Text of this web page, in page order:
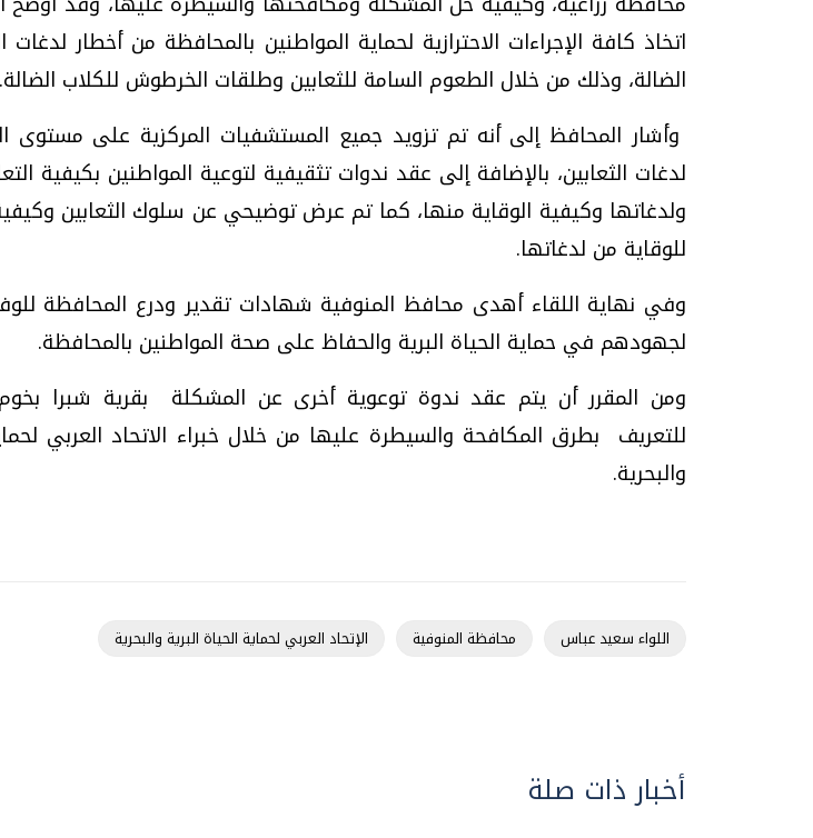
اتخاذ كافة الإجراءات الاحترازية لحماية المواطنين بالمحافظة من أخطار لدغات
الضالة، وذلك من خلال الطعوم السامة للثعابين وطلقات الخرطوش للكلاب الضالة.
وأشار المحافظ إلى أنه تم تزويد جميع المستشفيات المركزية على مستوى
لدغات الثعابين، بالإضافة إلى عقد ندوات تثقيفية لتوعية المواطنين بكيفية
ولدغاتها وكيفية الوقاية منها، كما تم عرض توضيحي عن سلوك الثعابين
للوقاية من لدغاتها.
وفي نهاية اللقاء أهدى محافظ المنوفية شهادات تقدير ودرع المحافظة
لجهودهم في حماية الحياة البرية والحفاظ على صحة المواطنين بالمحافظة.
ومن المقرر أن يتم عقد ندوة توعوية أخرى عن المشكلة بقرية شبرا
للتعريف بطرق المكافحة والسيطرة عليها من خلال خبراء الاتحاد العربي
والبحرية.
اللواء سعيد عباس محافظة المنوفية الإتحاد العربي لحماية الحياة البرية والبحرية
أخبار ذات صلة